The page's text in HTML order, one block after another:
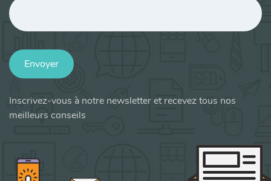
Envoyer
Inscrivez-vous à notre newsletter et recevez tous nos
meilleurs conseils